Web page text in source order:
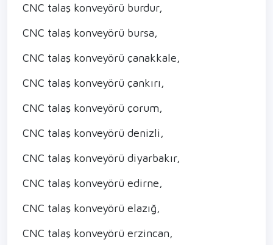
CNC talaş konveyörü burdur,
CNC talaş konveyörü bursa,
CNC talaş konveyörü çanakkale,
CNC talaş konveyörü çankırı,
CNC talaş konveyörü çorum,
CNC talaş konveyörü denizli,
CNC talaş konveyörü diyarbakır,
CNC talaş konveyörü edirne,
CNC talaş konveyörü elazığ,
CNC talaş konveyörü erzincan,